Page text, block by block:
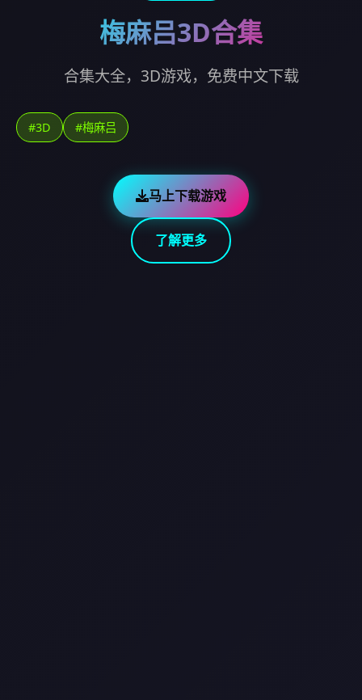
梅麻吕3D合集
合集大全，3D游戏，免费中文下载
#3D #梅麻吕
马上下载游戏
了解更多